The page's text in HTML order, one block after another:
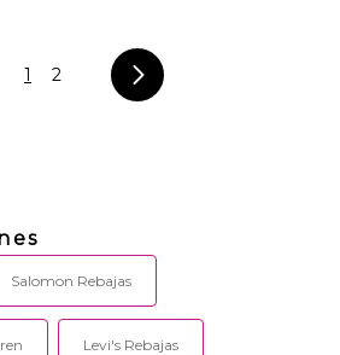
1 2
Salomon Rebajas
Levi's Rebajas